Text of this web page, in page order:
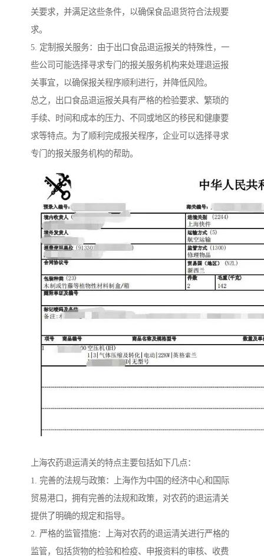
关要求，并满足这些条件，以确保食品退货符合法规要
求。
5. 定制报关服务：由于出口食品退运报关的特殊性，一
些公司可能选择寻求专门的报关服务机构来处理退运报
关事宜，以确保报关程序顺利进行，并降低风险。
总之，出口食品退运报关具有严格的检验要求、繁琐的
手续、时间和成本的压力、不同或地区的移民和健康要
求等特点。为了顺利完成报关程序，企业可以选择寻求
专门的报关服务机构的帮助。
上海农药退运清关的特点主要包括如下几点：
1. 完善的法规与政策：上海作为中国的经济中心和国际
贸易港口，拥有完善的法规和政策，对农药的退运清关
提供了明确的规定和指导。
2. 严格的监管措施：上海对农药的退运清关进行严格的
监管，包括货物的检验和检疫、申报资料的审核、收费